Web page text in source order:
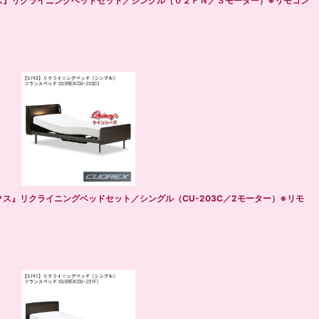
』リクライニングベッドセット／シングル（CU-203C／2モーター）※リモ